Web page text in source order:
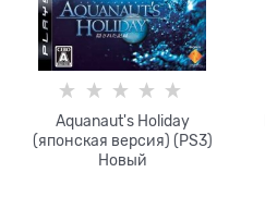
Aquanaut's Holiday
(японская версия) (PS3)
Новый